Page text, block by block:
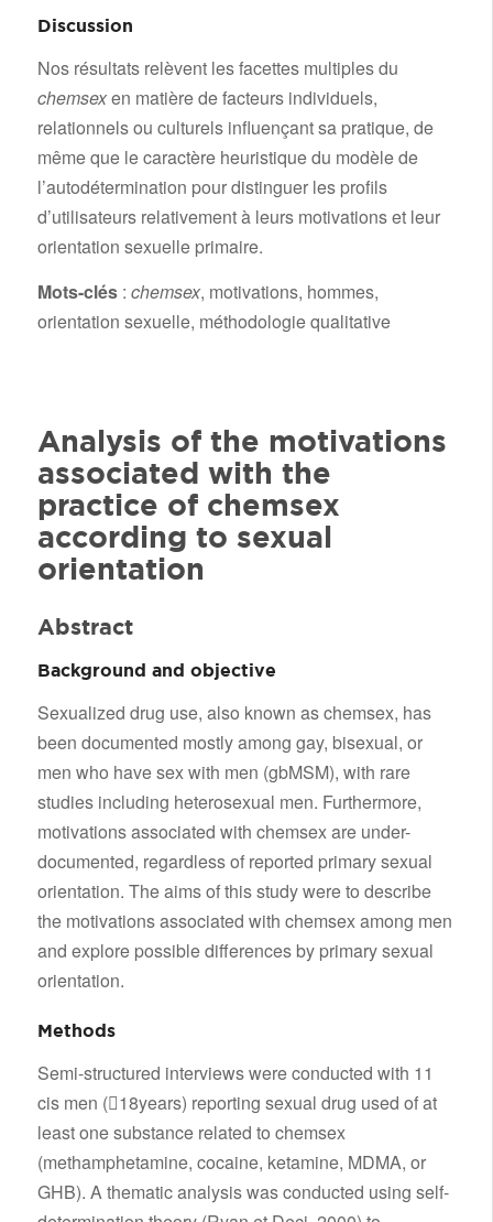
Discussion
Nos résultats relèvent les facettes multiples du
chemsexen matière de facteurs individuels,
relationnels ou culturels influençant sa pratique, de
même que le caractère heuristique du modèle de
l’autodétermination pour distinguer les profils
d’utilisateurs relativement à leurs motivations et leur
orientation sexuelle primaire.
Mots-clés : chemsex, motivations, hommes,
orientation sexuelle, méthodologie qualitative
Analysis of the motivations
associated with the
practice of chemsex
according to sexual
orientation
Abstract
Background and objective
Sexualized drug use, also known as chemsex, has
been documented mostly among gay, bisexual, or
men who have sex with men (gbMSM), with rare
studies including heterosexual men. Furthermore,
motivations associated with chemsex are under-
documented, regardless of reported primary sexual
orientation. The aims of this study were to describe
the motivations associated with chemsex among men
and explore possible differences by primary sexual
orientation.
Methods
Semi-structured interviews were conducted with 11
cis men (18years) reporting sexual drug used of at
least one substance related to chemsex
(methamphetamine, cocaine, ketamine, MDMA, or
GHB). A thematic analysis was conducted using self-